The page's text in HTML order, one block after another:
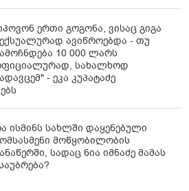
ერთი გოგონა, ვისაც გიგა
ავიწროებდა - თუ
10 000 ლარს
სახალხოდ
- ეკა კუპატაძე
ისმინს სახლში დაყენებული
მოწყობილობის
სადაც ნია იმნაძე მამას